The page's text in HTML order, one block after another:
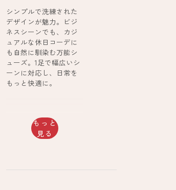
シンプルで洗練された
デザインが魅力。ビジ
ネスシーンでも、カジ
ュアルな休日コーデに
も自然に馴染む万能シ
ューズ。1足で幅広いシ
ーンに対応し、日常を
もっと快適に。
もっと
見る